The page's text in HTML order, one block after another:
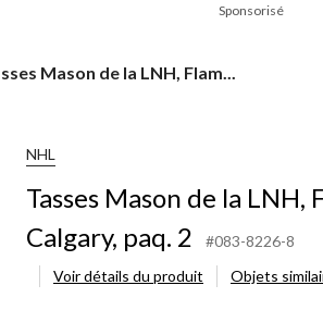
Sponsorisé
Mason de la LNH, Flam...
NHL
Tasses Mason de la LNH,
Calgary, paq. 2
#083-8226-8
Voir détails du produit
Objets